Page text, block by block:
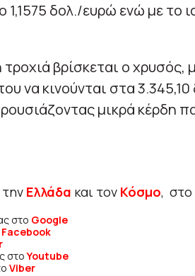
1,1575 δολ./ευρώ ενώ με το
βρίσκεται ο χρυσός,
να κινούνται στα 3.345,10
μικρά κέρδη
Ελλάδα και τον Κόσμο, στο
στο Google
Facebook
στοYoutube
Viber